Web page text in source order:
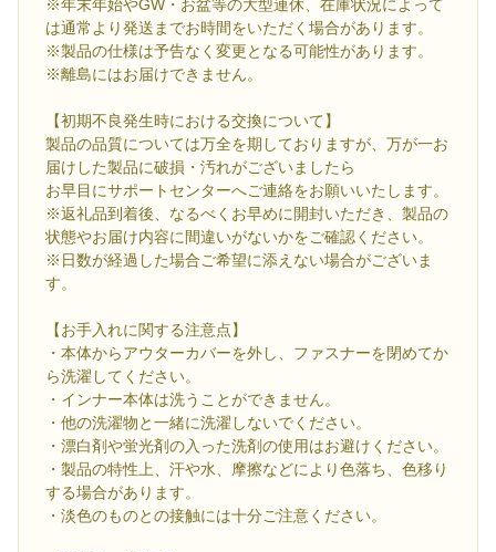
※年末年始やGW・お盆等の大型連休、在庫状況によって
は通常より発送までお時間をいただく場合があります。
※製品の仕様は予告なく変更となる可能性があります。
※離島にはお届けできません。
【初期不良発生時における交換について】
製品の品質については万全を期しておりますが、万が一お
届けした製品に破損・汚れがございましたら
お早目にサポートセンターへご連絡をお願いいたします。
※返礼品到着後、なるべくお早めに開封いただき、製品の
状態やお届け内容に間違いがないかをご確認ください。
※日数が経過した場合ご希望に添えない場合がございま
す。
【お手入れに関する注意点】
・本体からアウターカバーを外し、ファスナーを閉めてか
ら洗濯してください。
・インナー本体は洗うことができません。
・他の洗濯物と一緒に洗濯しないでください。
・漂白剤や蛍光剤の入った洗剤の使用はお避けください。
・製品の特性上、汗や水、摩擦などにより色落ち、色移り
する場合があります。
・淡色のものとの接触には十分ご注意ください。